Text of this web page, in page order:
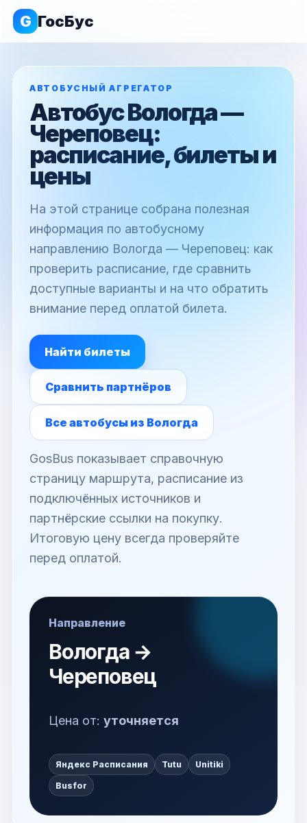
G ГосБус
АВТОБУСНЫЙ АГРЕГАТОР
Автобус Вологда —
Череповец:
расписание, билеты и
цены
На этой странице собрана полезная
информация по автобусному
направлению Вологда — Череповец: как
проверить расписание, где сравнить
доступные варианты и на что обратить
внимание перед оплатой билета.
Найти билеты
Сравнить партнёров
Все автобусы из Вологда
GosBus показывает справочную
страницу маршрута, расписание из
подключённых источников и
партнёрские ссылки на покупку.
Итоговую цену всегда проверяйте
перед оплатой.
Направление
Вологда →
Череповец
Цена от: уточняется
Яндекс Расписания Tutu Unitiki
Busfor